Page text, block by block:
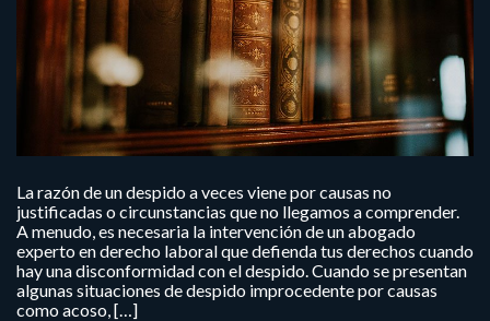
La razón de un despido a veces viene por causas no
justificadas o circunstancias que no llegamos a comprender.
A menudo, es necesaria la intervención de un abogado
experto en derecho laboral que defienda tus derechos cuando
hay una disconformidad con el despido. Cuando se presentan
algunas situaciones de despido improcedente por causas
como acoso, […]